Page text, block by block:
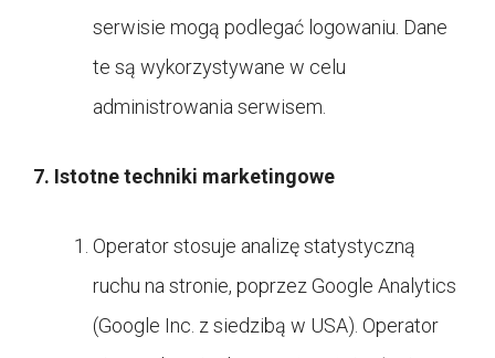
serwisie mogą podlegać logowaniu. Dane
te są wykorzystywane w celu
administrowania serwisem.
7. Istotne techniki marketingowe
Operator stosuje analizę statystyczną
ruchu na stronie, poprzez Google Analytics
(Google Inc. z siedzibą w USA). Operator